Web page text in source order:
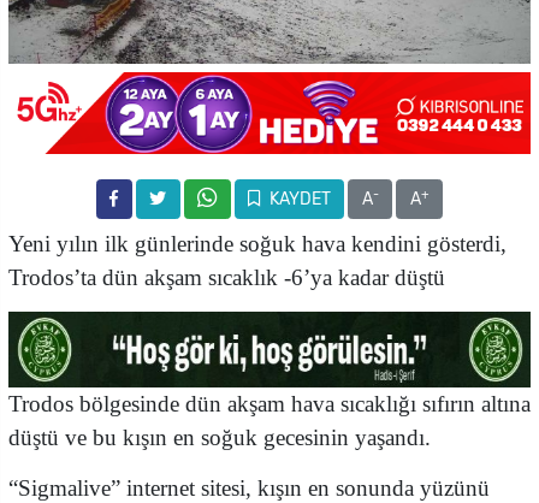
KAYDET A- A+
Yeni yılın ilk günlerinde soğuk hava kendini gösterdi,
Trodos’ta dün akşam sıcaklık -6’ya kadar düştü
Trodos bölgesinde dün akşam hava sıcaklığı sıfırın altına
düştü ve bu kışın en soğuk gecesinin yaşandı.
“Sigmalive” internet sitesi, kışın en sonunda yüzünü